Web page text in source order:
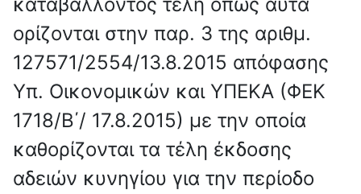
ορίζονται στην παρ. 3 της αριθμ.
127571/2554/13.8.2015 απόφασης
Υπ. Οικονομικών και ΥΠΕΚΑ (ΦΕΚ
1718/Β΄/ 17.8.2015) με την οποία
καθορίζονται τα τέλη έκδοσης
αδειών κυνηγίου για την περίοδο